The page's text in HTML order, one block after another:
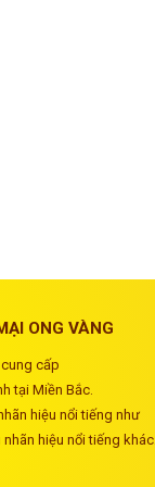
ONG VÀNG
cấp
tại Miền Bắc.
hiệu nổi tiếng như
hiệu nổi tiếng khác.